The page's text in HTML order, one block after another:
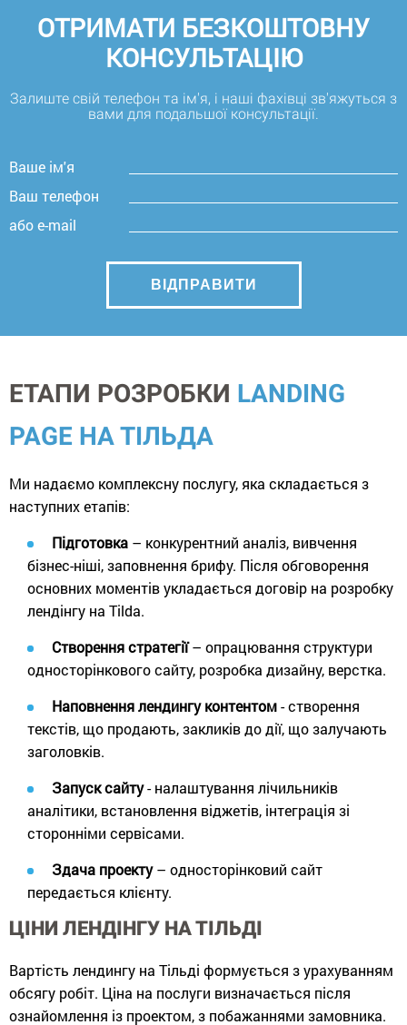
ОТРИМАТИ БЕЗКОШТОВНУ
КОНСУЛЬТАЦІЮ
Залиште свій телефон та ім'я, і наші фахівці зв'яжуться з
вами для подальшої консультації.
Ваше ім'я
Ваш телефон
або e-mail
ЕТАПИ РОЗРОБКИ LANDING
PAGE НА ТІЛЬДА
Ми надаємо комплексну послугу, яка складається з
наступних етапів:
Підготовка – конкурентний аналіз, вивчення
бізнес-ніші, заповнення брифу. Після обговорення
основних моментів укладається договір на розробку
лендінгу на Tilda.
Створення стратегії– опрацювання структури
односторінкового сайту, розробка дизайну, верстка.
Наповнення лендингу контентом- створення
текстів, що продають, закликів до дії, що залучають
заголовків.
Запуск сайту- налаштування лічильників
аналітики, встановлення віджетів, інтеграція зі
сторонніми сервісами.
Здача проекту– односторінковий сайт
передається клієнту.
ЦІНИ ЛЕНДІНГУ НА ТІЛЬДІ
Вартість лендингу на Тільді формується з урахуванням
обсягу робіт. Ціна на послуги визначається після
ознайомлення із проектом, з побажаннями замовника.